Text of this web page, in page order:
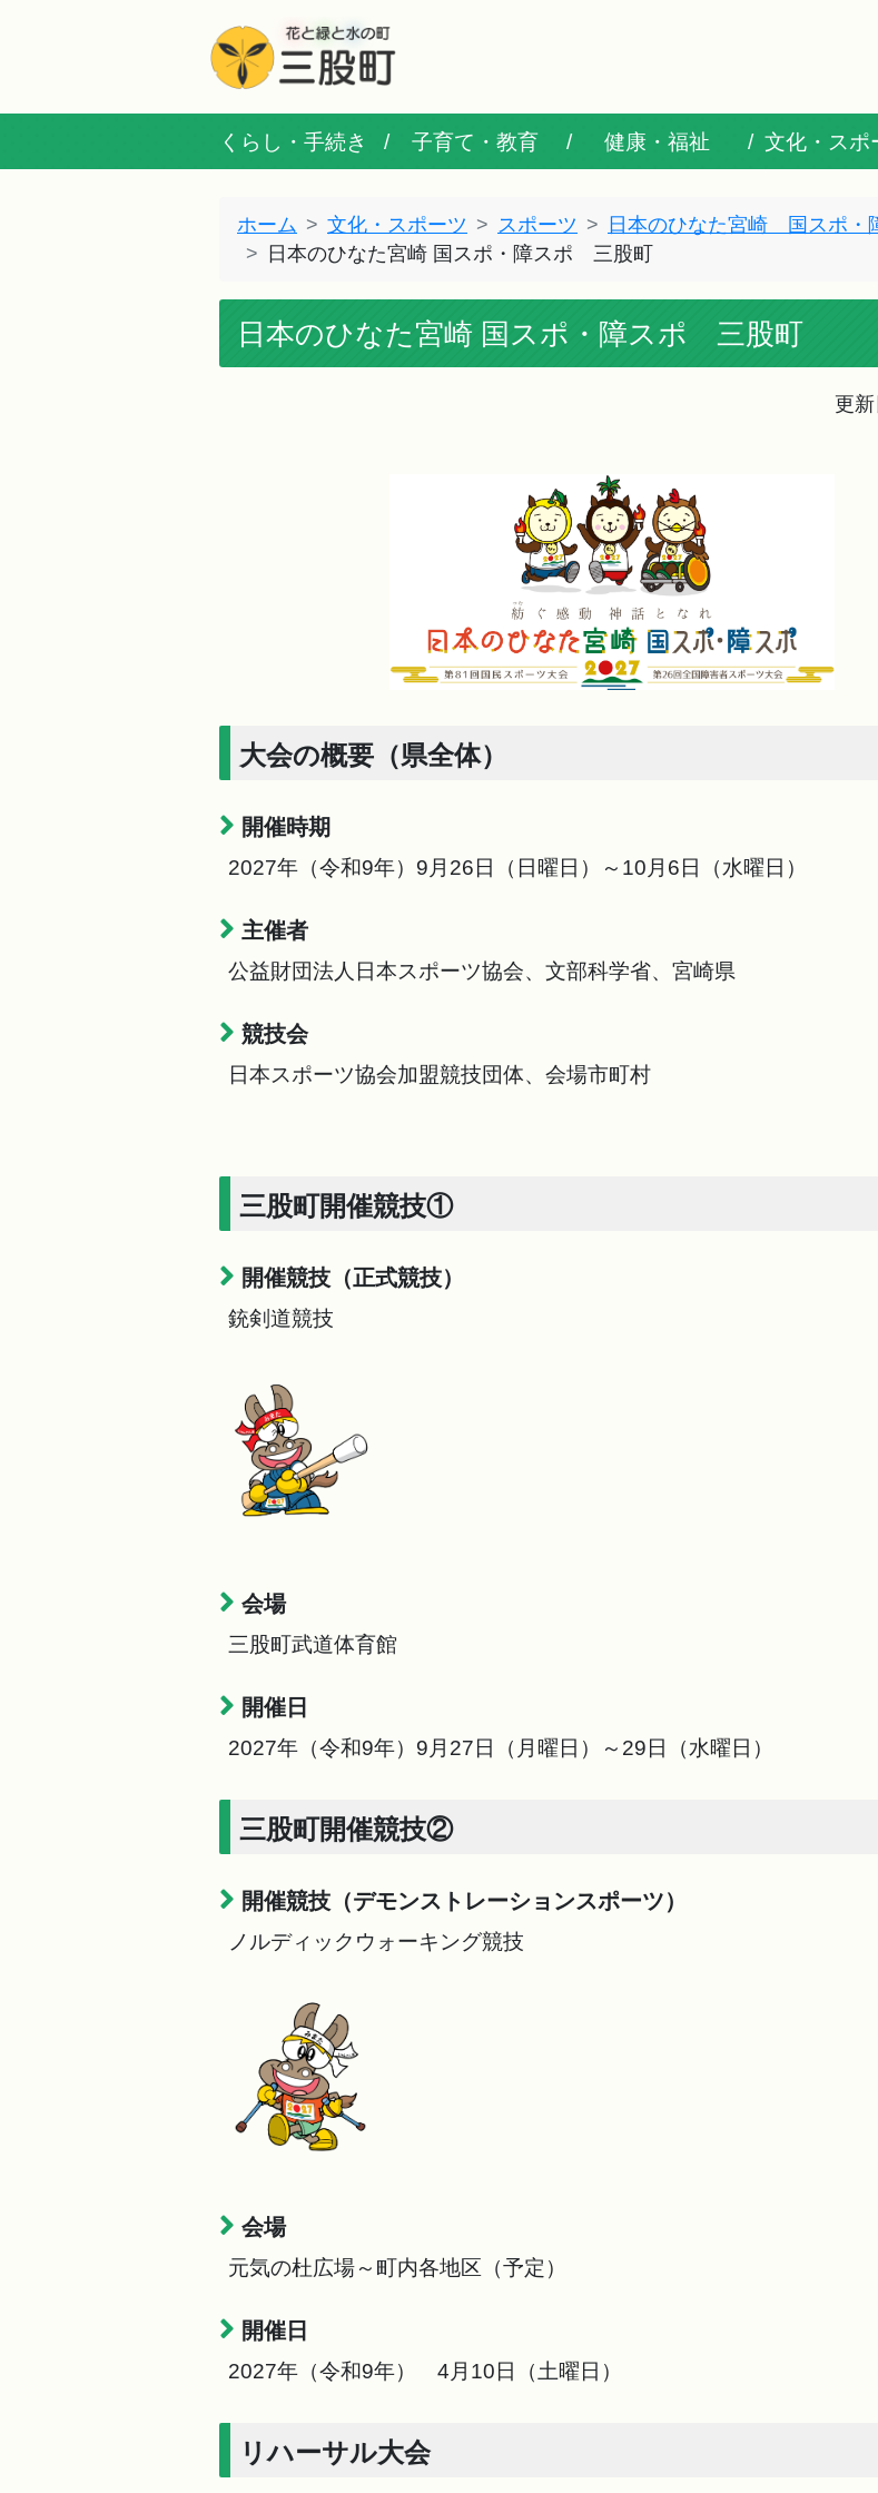
くらし・手続き 子育て・教育 健康・福祉 文化・スポ
ホーム 文化・スポーツ スポーツ
日本のひなた宮崎 国スポ・
日本のひなた宮崎 国スポ・障スポ 三股町
日本のひなた宮崎 国スポ・障スポ 三股町
更
大会の概要（県全体）
開催時期
2027年（令和9年）9月26日（日曜日）～10月6日（水曜日）
主催者
公益財団法人日本スポーツ協会、文部科学省、宮崎県
競技会
日本スポーツ協会加盟競技団体、会場市町村
三股町開催競技①
開催競技（正式競技）
銃剣道競技
会場
三股町武道体育館
開催日
2027年（令和9年）9月27日（月曜日）～29日（水曜日）
三股町開催競技②
開催競技（デモンストレーションスポーツ）
ノルディックウォーキング競技
会場
元気の杜広場～町内各地区（予定）
開催日
2027年（令和9年） 4月10日（土曜日）
リハーサル大会